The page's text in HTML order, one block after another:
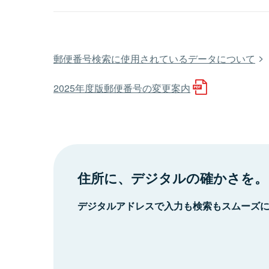
郵便番号検索に使用されているデータについて
2025年度版郵便番号の変更案内
住所に、デジタルの確かさを。
デジタルアドレスで入力も検索もスムーズ